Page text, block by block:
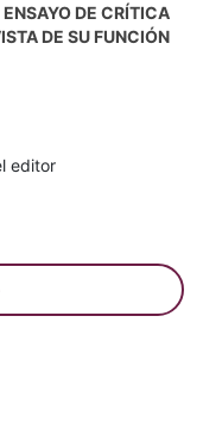
DE CRÍTICA
DE SU FUNCIÓN
editor